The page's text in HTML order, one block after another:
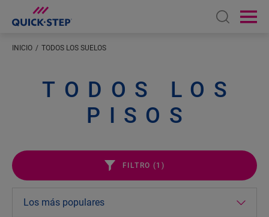
Open
INICIO TODOS LOS SUELOS
TODOS LOS
PISOS
FILTRO (1 )